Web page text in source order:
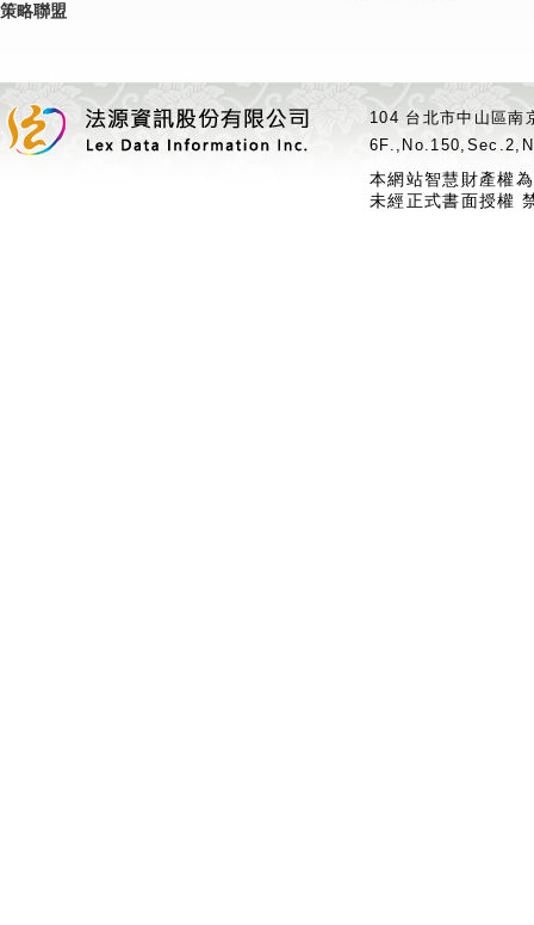
策略聯盟
104 台北市中山區
本網站智慧財產權
未經正式書面授權